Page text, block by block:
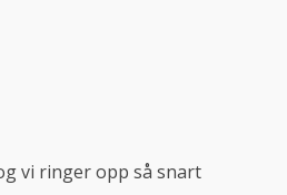
vi ringer opp så snart